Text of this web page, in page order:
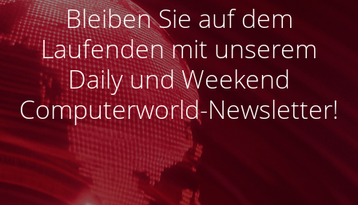
Bleiben Sie auf dem
Laufenden mit unserem
Daily und Weekend
Computerworld-Newsletter!